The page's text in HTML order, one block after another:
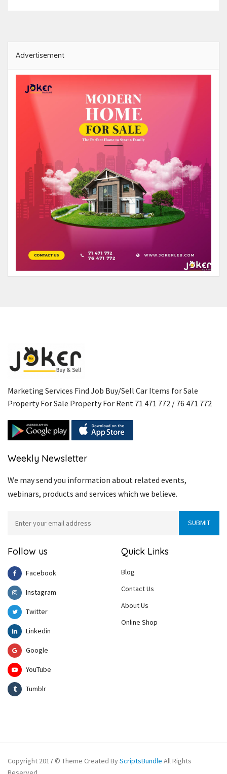
Advertisement
Marketing Services Find Job Buy/Sell Car Items for Sale
Property For Sale Property For Rent 71 471 772 / 76 471 772
Weekly Newsletter
We may send you information about related events,
webinars, products and services which we believe.
Follow us
Facebook
Instagram
Twitter
Linkedin
Google
YouTube
Tumblr
Quick Links
Blog
Contact Us
About Us
Online Shop
Copyright 2017 © Theme Created ByScriptsBundle All Rights